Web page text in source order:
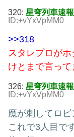
320: 星穹列車速報
ID:+vYxVpMM0
>>318
スタレプロが
けとまで言っ
326: 星穹列車速報
ID:+vYxVpMM0
魔が刺してロ
これで3人目で